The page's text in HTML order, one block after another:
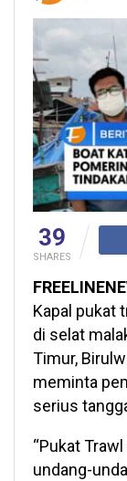
39
SHARES
Kapal pukat
di selat
Timur,
meminta
serius
“Pukat
undang-